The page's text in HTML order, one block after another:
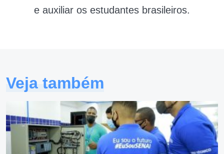
e auxiliar os estudantes brasileiros.
Veja também